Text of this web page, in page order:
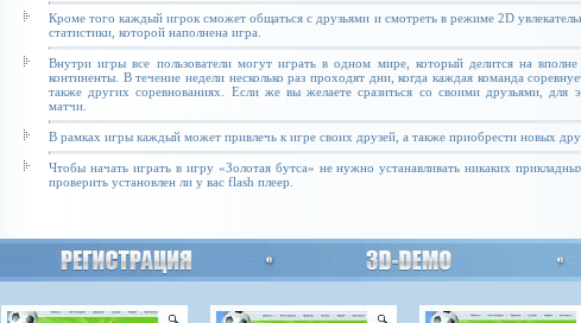
Кроме того каждый игрок сможет общаться с друзьями и смотреть в режиме 2D
статистики, которой наполнена игра.
Внутри игры все пользователи могут играть в одном мире, который делится на
континенты. В течение недели несколько раз проходят дни, когда каждая команда
также других соревнованиях. Если же вы желаете сразиться со своими друзьями, для
матчи.
В рамках игры каждый может привлечь к игре своих друзей, а также приобрести новых
Чтобы начать играть в игру «Золотая бутса» не нужно устанавливать никаких
проверить установлен ли у вас flash плеер.